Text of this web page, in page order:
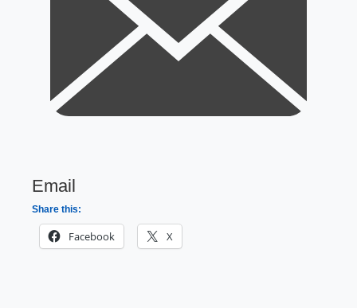
Email
Share this:
Facebook X